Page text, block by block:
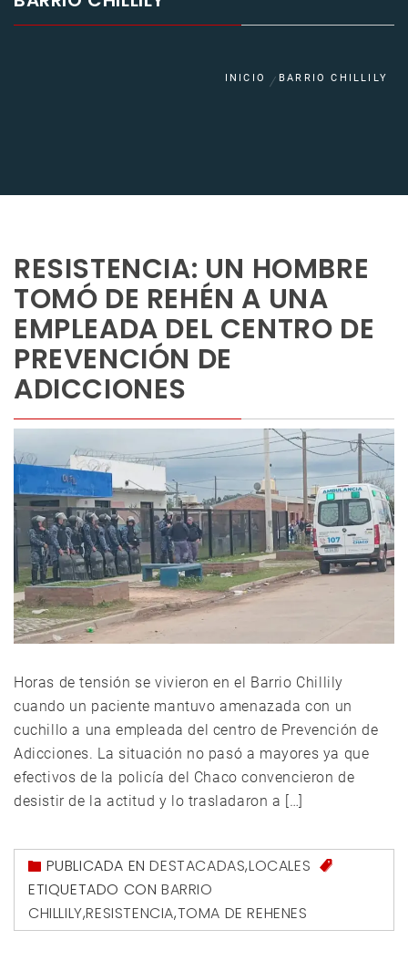
INICIO BARRIO CHILLILY
RESISTENCIA: UN HOMBRE
TOMÓ DE REHÉN A UNA
EMPLEADA DEL CENTRO DE
PREVENCIÓN DE
ADICCIONES
Horas de tensión se vivieron en el Barrio Chillily
cuando un paciente mantuvo amenazada con un
cuchillo a una empleada del centro de Prevención de
Adicciones. La situación no pasó a mayores ya que
efectivos de la policía del Chaco convencieron de
desistir de la actitud y lo trasladaron a […]
PUBLICADA ENDESTACADAS,LOCALES
ETIQUETADO CON BARRIO
CHILLILY,RESISTENCIA,TOMA DE REHENES